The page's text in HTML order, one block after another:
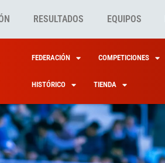
RESULTADOS EQUIPOS
FEDERACIÓN COMPETICIONES
HISTÓRICO TIENDA